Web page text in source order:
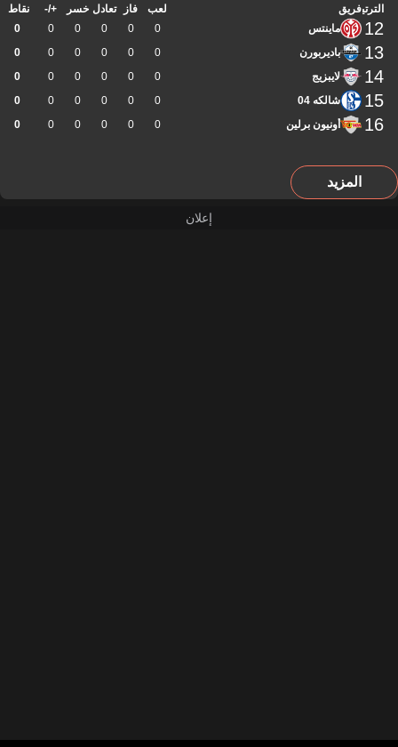
الترتيبفريق لعب فاز تعادل خسر +/- نقاط
12 ماينتس 0
0
0
0
0
0
13 باديربورن 0
0
0
0
0
0
14 لايبزيج 0
0
0
0
0
0
15 شالكه 04 0
0
0
0
0
0
16 أونيون برلين 0
0
0
0
0
0
المزيد